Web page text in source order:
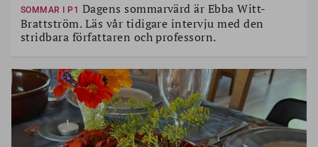
SOMMAR I P1 Dagens sommarvärd är Ebba Witt-
Brattström. Läs vår tidigare intervju med den
stridbara författaren och professorn.